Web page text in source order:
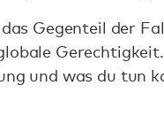
Gegenteil der
und was du tun